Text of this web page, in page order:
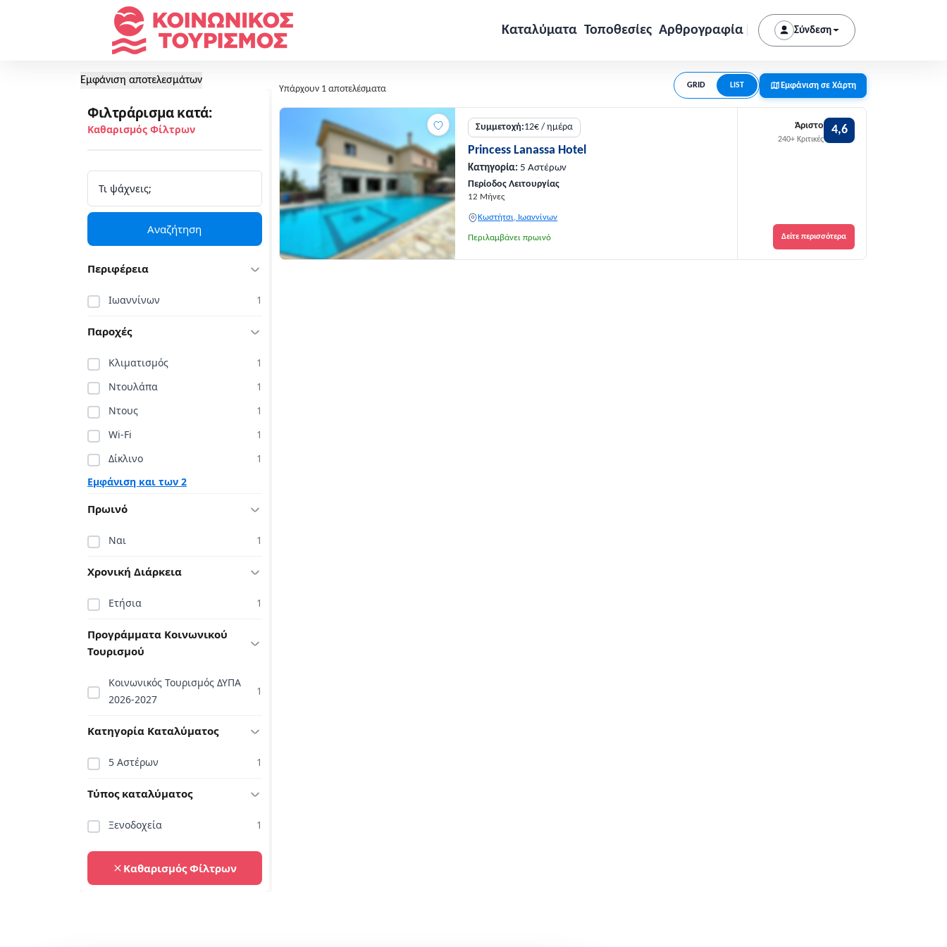
Καταλύματα Τοποθεσίες Αρθρογραφία Σύνδεση
Εμφάνιση αποτελεσμάτων
Φιλτράρισμα κατά:
Καθαρισμός Φίλτρων
Αναζήτηση
Περιφέρεια
Ιωαννίνων 1
Παροχές
Κλιματισμός
1
Ντουλάπα
1
Ντους
1
Wi-Fi
1
Δίκλινο
1
Εμφάνιση και των 2
Πρωινό
Ναι 1
Χρονική Διάρκεια
Ετήσια 1
Προγράμματα Κοινωνικού
Τουρισμού
Κοινωνικός Τουρισμός ΔΥΠΑ
2026-2027
1
Κατηγορία Καταλύματος
5 Αστέρων 1
Τύπος καταλύματος
Ξενοδοχεία 1
Καθαρισμός Φίλτρων
Υπάρχουν 1 αποτελέσματα GRID LIST Εμφάνιση σε Χάρτη
Συμμετοχή:12€ / ημέρα
Princess Lanassa Hotel
Κατηγορία: 5 Αστέρων
Περίοδος Λειτουργίας
12 Μήνες
Κωστήτσι, Ιωαννίνων
Περιλαμβάνει πρωινό
Άριστο
240+ Κριτικές
4,6
Δείτε περισσότερα